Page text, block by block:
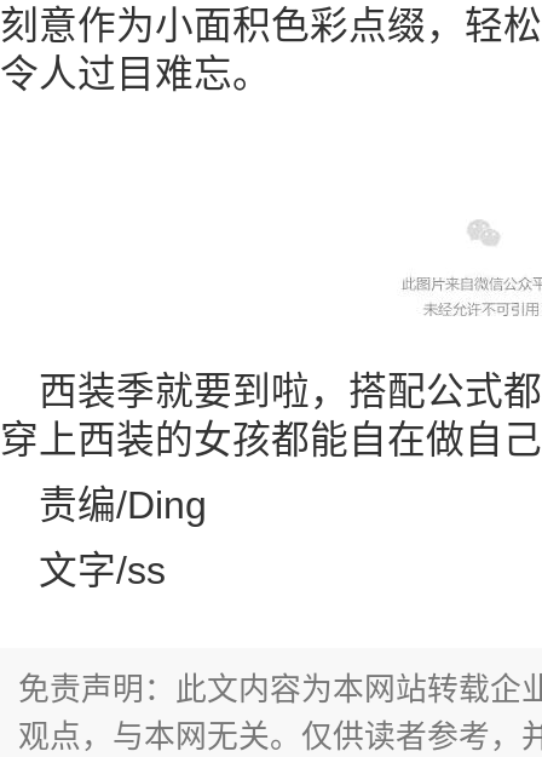
刻意作为小面积色彩点缀，轻
令人过目难忘。
西装季就要到啦，搭配公式
穿上西装的女孩都能自在做自
责编/Ding
文字/ss
免责声明：此文内容为本网站转载企
观点，与本网无关。仅供读者参考，